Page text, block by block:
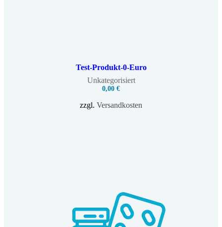
Test-Produkt-0-Euro
Unkategorisiert
0,00 €
zzgl. Versandkosten